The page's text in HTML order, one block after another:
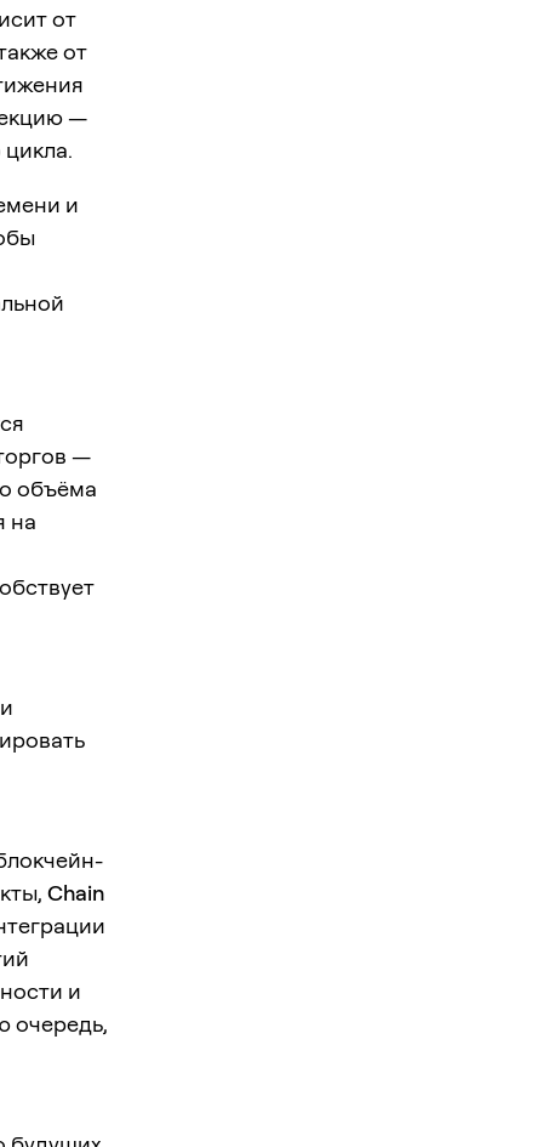
от
от
—
и
—
объёма
на
Chain
и
очередь,